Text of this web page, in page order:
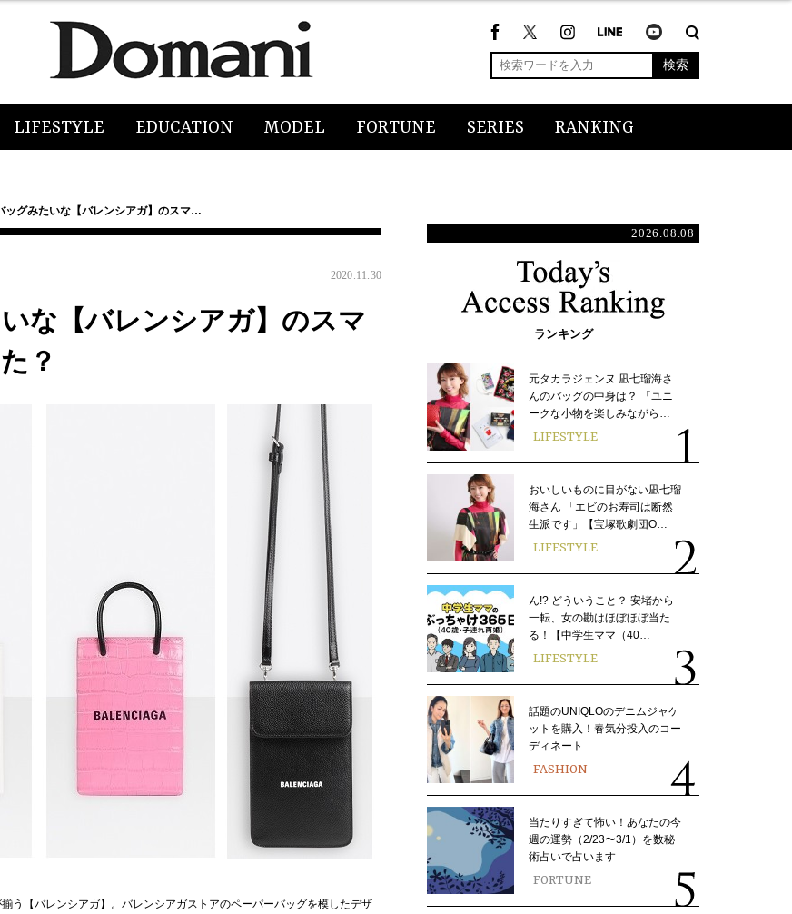
検索
LIFESTYLE EDUCATION MODEL FORTUNE SERIES RANKING
ッグみたいな【バレンシアガ】のスマ…
2020.11.30
な【バレンシアガ】のスマ
？
う【バレンシアガ】。バレンシアガストアのペーパーバッグを模したデザ
2026.08.08
ランキング
元タカラジェンヌ 凪七瑠海さ
んのバッグの中身は？ 「ユニ
ークな小物を楽しみながら…
LIFESTYLE
おいしいものに目がない凪七瑠
海さん 「エビのお寿司は断然
生派です」【宝塚歌劇団O…
LIFESTYLE
ん!? どういうこと？ 安堵から
一転、女の勘はほぼほぼ当た
る！【中学生ママ（40…
LIFESTYLE
話題のUNIQLOのデニムジャケ
ットを購入！春気分投入のコー
ディネート
FASHION
当たりすぎて怖い！あなたの今
週の運勢（2/23〜3/1）を数秘
術占いで占います
FORTUNE